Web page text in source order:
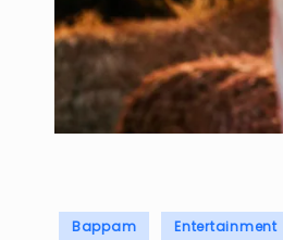
Posted
Bappam Entertainment